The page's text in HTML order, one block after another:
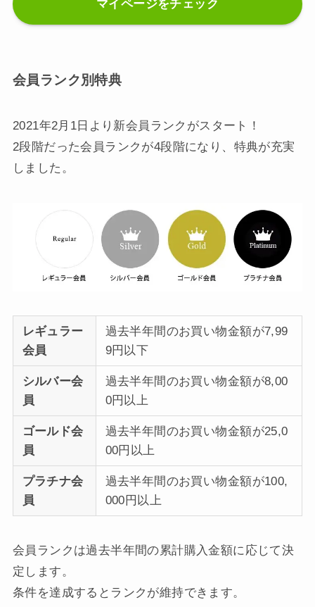
マイページをチェック
会員ランク別特典
2021年2月1日より新会員ランクがスタート！
2段階だった会員ランクが4段階になり、特典が充実
しました。
レギュラー
会員
過去半年間のお買い物金額が7,99
9円以下
シルバー会
員
過去半年間のお買い物金額が8,00
0円以上
ゴールド会
員
過去半年間のお買い物金額が25,0
00円以上
プラチナ会
員
過去半年間のお買い物金額が100,
000円以上
会員ランクは過去半年間の累計購入金額に応じて決
定します。
条件を達成するとランクが維持できます。